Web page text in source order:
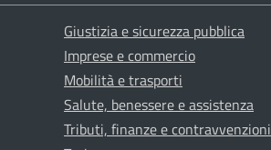
Giustizia e sicurezza pubblica
Imprese e commercio
Mobilità e trasporti
Salute, benessere e assistenza
Tributi, finanze e contravvenzioni